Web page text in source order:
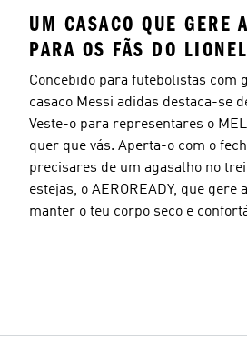
UM CASACO QUE GERE
PARA OS FÃS DO
Concebido para futebolistas com
casaco Messi adidas destaca-se
Veste-o para representares o
quer que vás. Aperta-o com o
precisares de um agasalho no
estejas, o AEROREADY, que gere
manter o teu corpo seco e